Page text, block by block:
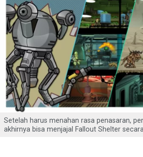
Setelah harus menahan rasa penasaran,
akhirnya bisa menjajal Fallout Shelter